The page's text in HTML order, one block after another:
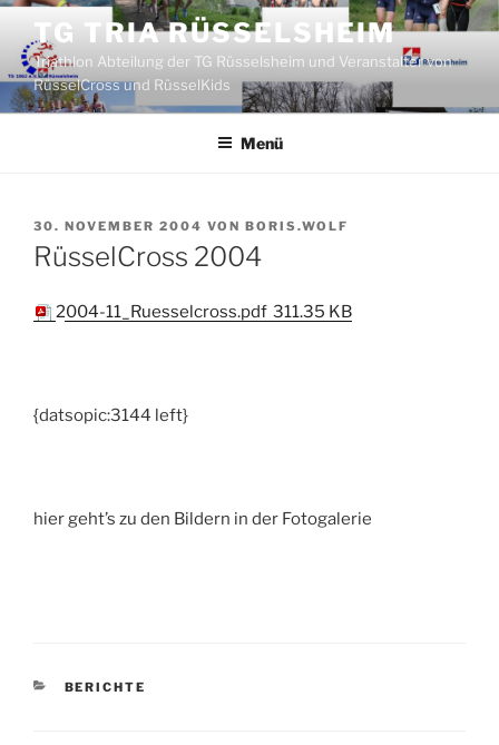
Zum
Inhalt
springen
TG TRIA RÜSSELSHEIM
Triathlon Abteilung der TG Rüsselsheim und Veranstalter von
RüsselCross und RüsselKids
Menü
VERÖFFENTLICHT
AM
30. NOVEMBER 2004 VON BORIS.WOLF
RüsselCross 2004
2004-11_Ruesselcross.pdf 311.35 KB
{datsopic:3144 left}
hier geht’s zu den Bildern in der Fotogalerie
KATEGORIEN
BERICHTE